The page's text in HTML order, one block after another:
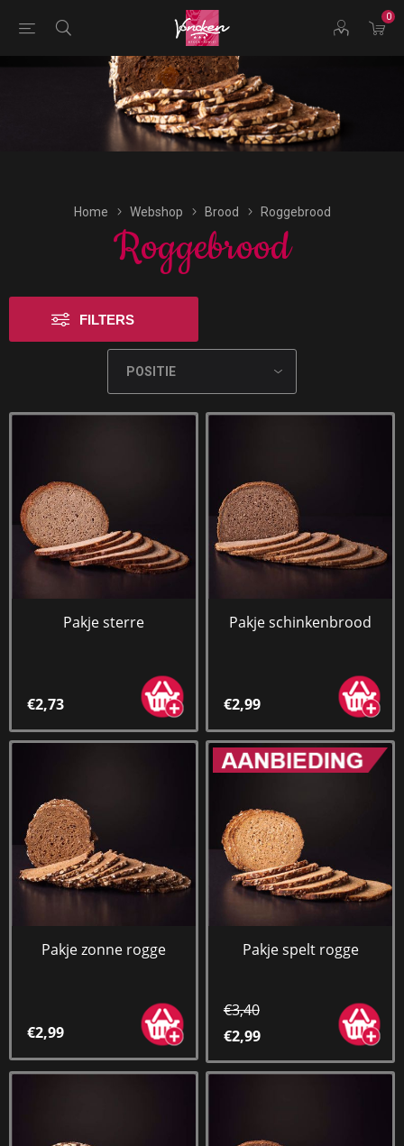
0
Bestellingen voor morgen kunnen vandaag uiterlijk tot
17:00 uur worden geplaatst.
Home Webshop Brood Roggebrood
Roggebrood
FILTERS
Pakje sterre
€2,73
Pakje schinkenbrood
€2,99
Pakje zonne rogge
€2,99
Pakje spelt rogge
€3,40
€2,99